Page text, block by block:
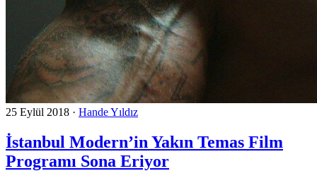
25 Eylül 2018 · Hande Yıldız
İstanbul Modern’in Yakın Temas Film
Programı Sona Eriyor